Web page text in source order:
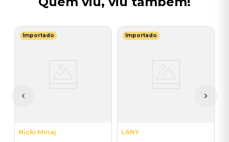
Importado
Nicki Minaj
Importado
LANY